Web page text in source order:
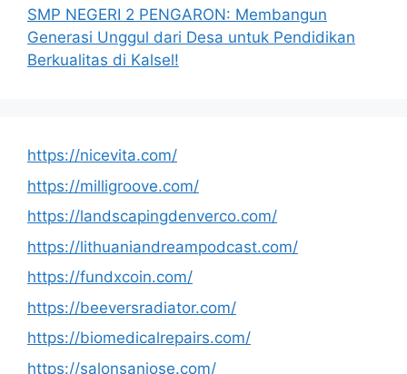
SMP NEGERI 2 PENGARON: Membangun
Generasi Unggul dari Desa untuk Pendidikan
Berkualitas di Kalsel!
https://nicevita.com/
https://milligroove.com/
https://landscapingdenverco.com/
https://lithuaniandreampodcast.com/
https://fundxcoin.com/
https://beeversradiator.com/
https://biomedicalrepairs.com/
https://salonsanjose.com/